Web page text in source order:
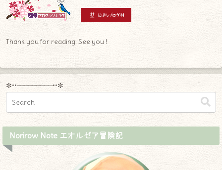
Thank you for reading. See you !
✼••┈┈┈┈┈┈┈┈┈••✼
Norirow Note エオルゼア冒険記